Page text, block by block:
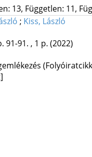
13, Független: 11,
; Kiss, László
91-91. , 1 p. (2022)